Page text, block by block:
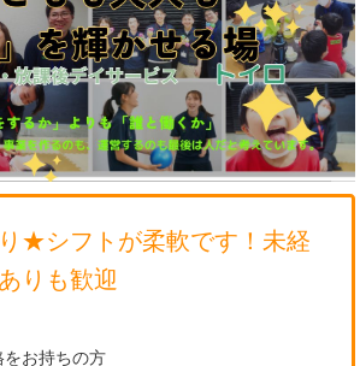
★シフトが柔軟です！未経
りも歓迎
お持ちの方